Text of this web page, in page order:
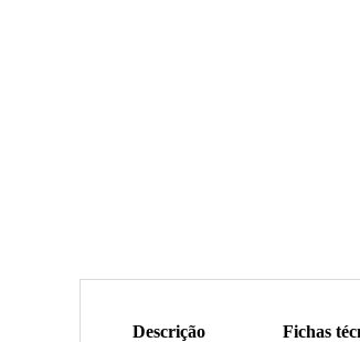
descrição fichas